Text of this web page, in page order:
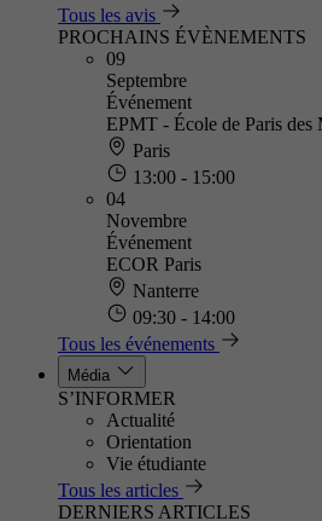
Tous les avis
PROCHAINS ÉVÈNEMENTS
09
Septembre
Événement
EPMT - École de Paris des
Paris
13:00 - 15:00
04
Novembre
Événement
ECOR Paris
Nanterre
09:30 - 14:00
Tous les événements
Média
S’INFORMER
Actualité
Orientation
Vie étudiante
Tous les articles
DERNIERS ARTICLES